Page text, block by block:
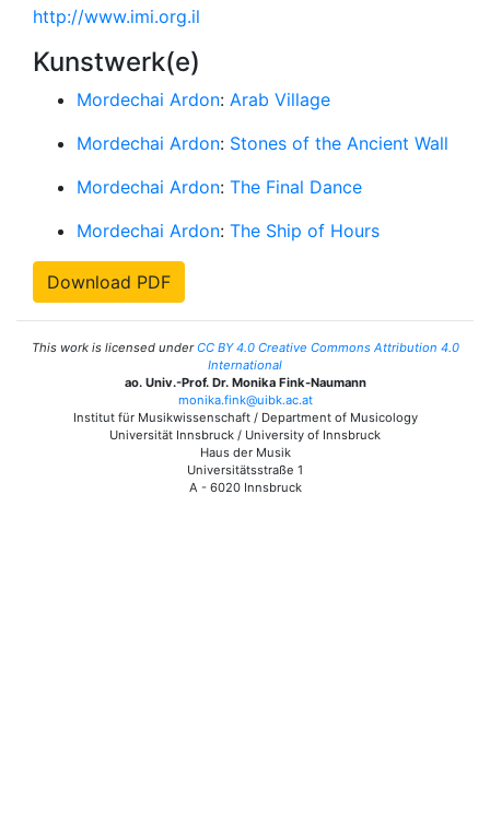
http://www.imi.org.il
Kunstwerk(e)
Mordechai Ardon: Arab Village
Mordechai Ardon: Stones of the Ancient Wall
Mordechai Ardon: The Final Dance
Mordechai Ardon: The Ship of Hours
Download PDF
This work is licensed underCC BY 4.0 Creative Commons Attribution 4.0
International
ao. Univ.-Prof. Dr. Monika Fink-Naumann
monika.fink@uibk.ac.at
Institut für Musikwissenschaft / Department of Musicology
Universität Innsbruck / University of Innsbruck
Haus der Musik
Universitätsstraße 1
A - 6020 Innsbruck